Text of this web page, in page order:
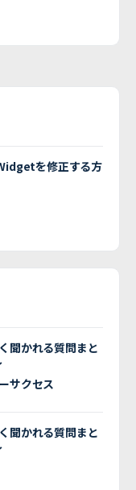
を修正する方
聞かれる質問まと
サクセス
聞かれる質問まと